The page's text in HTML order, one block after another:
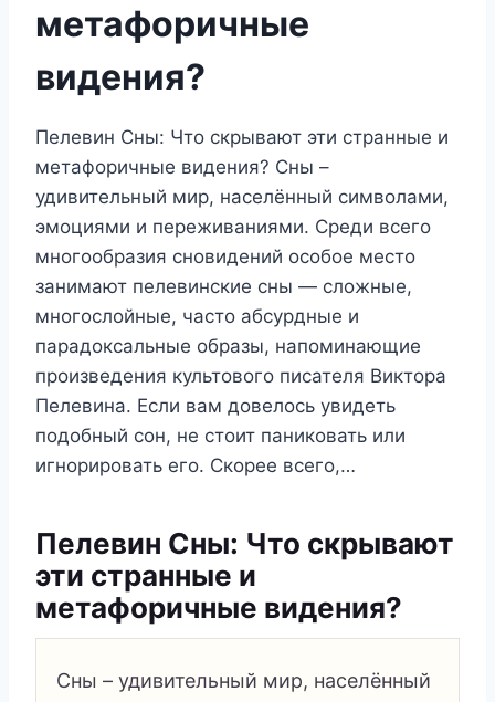
метафоричные
видения?
Пелевин Сны: Что скрывают эти странные и
метафоричные видения? Сны –
удивительный мир, населённый символами,
эмоциями и переживаниями. Среди всего
многообразия сновидений особое место
занимают пелевинские сны — сложные,
многослойные, часто абсурдные и
парадоксальные образы, напоминающие
произведения культового писателя Виктора
Пелевина. Если вам довелось увидеть
подобный сон, не стоит паниковать или
игнорировать его. Скорее всего,…
Пелевин Сны: Что скрывают
эти странные и
метафоричные видения?
Сны – удивительный мир, населённый